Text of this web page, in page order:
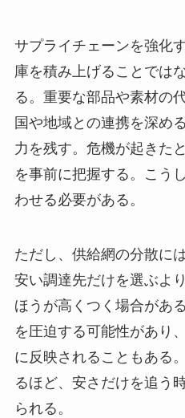
サプライチェーンを強化
庫を積み上げることでは
る。重要な部品や素材の
国や地域との連携を深め
力を残す。危機が起きた
を事前に把握する。こう
わせる必要がある。
ただし、供給網の分散に
安い調達先だけを選ぶよ
ほうが高くつく場合があ
を圧迫する可能性があり
に反映されることもある
るほど、安さだけを追う
られる。